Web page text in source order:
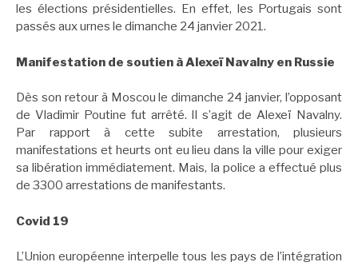
les élections présidentielles. En effet, les Portugais sont
passés aux urnes le dimanche 24 janvier 2021.
Manifestation de soutien à Alexeï Navalny en Russie
Dès son retour à Moscou le dimanche 24 janvier, l’opposant
de Vladimir Poutine fut arrêté. Il s’agit de Alexeï Navalny.
Par rapport à cette subite arrestation, plusieurs
manifestations et heurts ont eu lieu dans la ville pour exiger
sa libération immédiatement. Mais, la police a effectué plus
de 3300 arrestations de manifestants.
Covid 19
L’Union européenne interpelle tous les pays de l’intégration